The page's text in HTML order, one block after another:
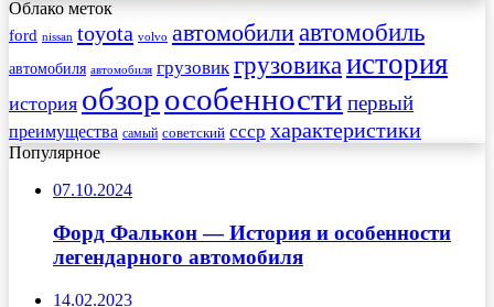
Облако меток
ford nissan toyota volvo автомобилиавтомобиль
автомобиля автомобиля грузовик грузовикаистория
история обзорособенности первый
преимущества самый советский ссср характеристики
Популярное
07.10.2024
Форд Фалькон — История и особенности
легендарного автомобиля
14.02.2023